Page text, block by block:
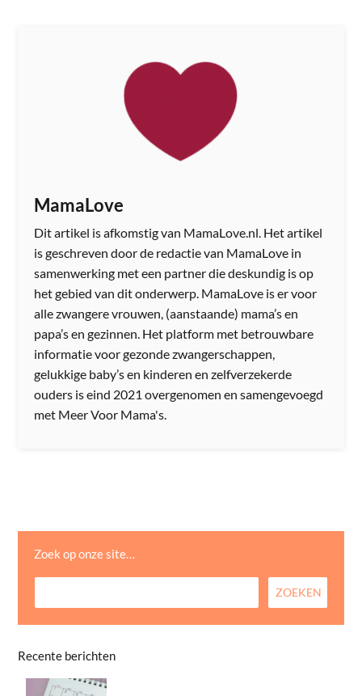
MamaLove
Dit artikel is afkomstig van MamaLove.nl. Het artikel
is geschreven door de redactie van MamaLove in
samenwerking met een partner die deskundig is op
het gebied van dit onderwerp. MamaLove is er voor
alle zwangere vrouwen, (aanstaande) mama’s en
papa’s en gezinnen. Het platform met betrouwbare
informatie voor gezonde zwangerschappen,
gelukkige baby’s en kinderen en zelfverzekerde
ouders is eind 2021 overgenomen en samengevoegd
met Meer Voor Mama's.
Zoek op onze site…
Recente berichten